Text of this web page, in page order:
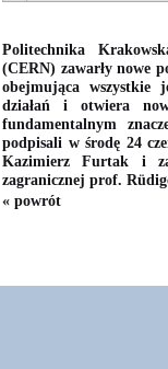
Politechnika
(CERN) zawarły nowe
obejmująca wszystkie
działań i otwiera
fundamentalnym
podpisali w środę 24
Kazimierz Furtak i
zagranicznej prof.
« powrót